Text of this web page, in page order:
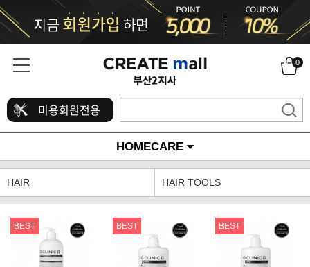
0
미용회원전용
HOMECARE
HAIR HAIR TOOLS
BEST BEST BEST